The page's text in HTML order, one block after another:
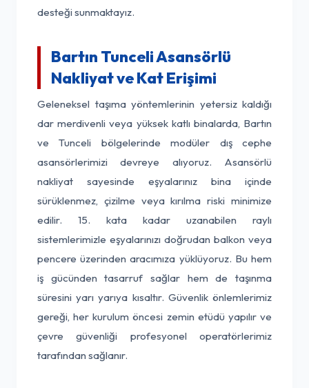
desteği sunmaktayız.
Bartın Tunceli Asansörlü
Nakliyat ve Kat Erişimi
Geleneksel taşıma yöntemlerinin yetersiz kaldığı
dar merdivenli veya yüksek katlı binalarda, Bartın
ve Tunceli bölgelerinde modüler dış cephe
asansörlerimizi devreye alıyoruz. Asansörlü
nakliyat sayesinde eşyalarınız bina içinde
sürüklenmez, çizilme veya kırılma riski minimize
edilir. 15. kata kadar uzanabilen raylı
sistemlerimizle eşyalarınızı doğrudan balkon veya
pencere üzerinden aracımıza yüklüyoruz. Bu hem
iş gücünden tasarruf sağlar hem de taşınma
süresini yarı yarıya kısaltır. Güvenlik önlemlerimiz
gereği, her kurulum öncesi zemin etüdü yapılır ve
çevre güvenliği profesyonel operatörlerimiz
tarafından sağlanır.